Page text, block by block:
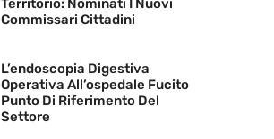
Territorio: Nominati I Nuovi
Commissari Cittadini
L’endoscopia Digestiva
Operativa All’ospedale Fucito
Punto Di Riferimento Del
Settore